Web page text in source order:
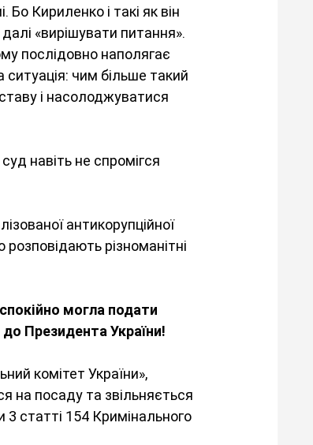
Кириленко і такі як він
«вирішувати питання».
послідовно наполягає
чим більше такий
і насолоджуватися
навіть не спромігся
антикорупційної
різноманітні
могла подати
Президента України!
комітет України»,
на посаду та звільняється
3 статті 154 Кримінального